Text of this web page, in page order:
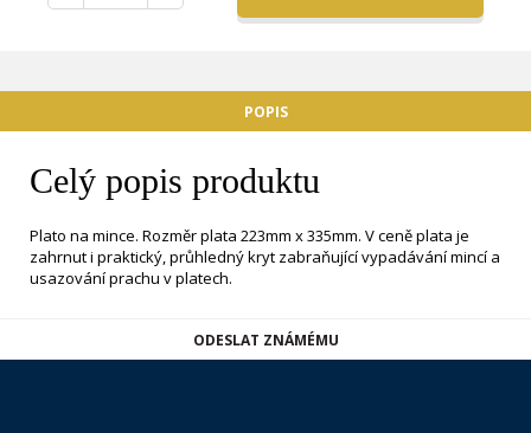
POPIS
Celý popis produktu
Plato na mince. Rozměr plata 223mm x 335mm. V ceně plata je
zahrnut i praktický, průhledný kryt zabraňující vypadávání mincí a
usazování prachu v platech.
ODESLAT ZNÁMÉMU